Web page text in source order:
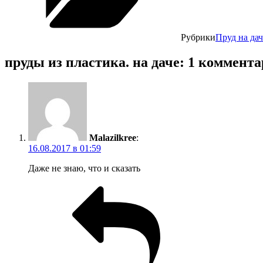
РубрикиПруд на
пруды из пластика. на даче: 1
Malazilkree:
16.08.2017 в 01:59
Даже не знаю, что и сказать